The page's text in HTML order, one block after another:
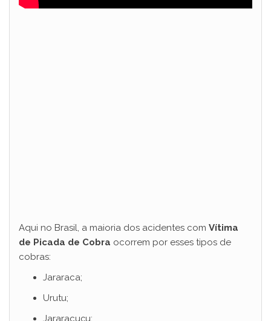
Aqui no Brasil, a maioria dos acidentes com Vítima
de Picada de Cobra ocorrem por esses tipos de
cobras:
Jararaca;
Urutu;
Jararacuçu;